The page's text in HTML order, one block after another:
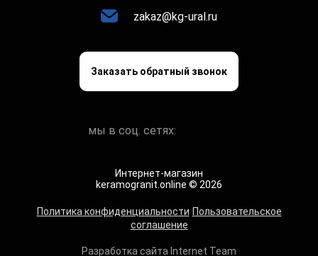
zakaz@kg-ural.ru
Заказать обратный звонок
мы в соц. сетях:
Интернет-магазин
keramogranit.online © 2026
Политика конфиденциальности Пользовательское
соглашение
Разработка сайта Internet Team